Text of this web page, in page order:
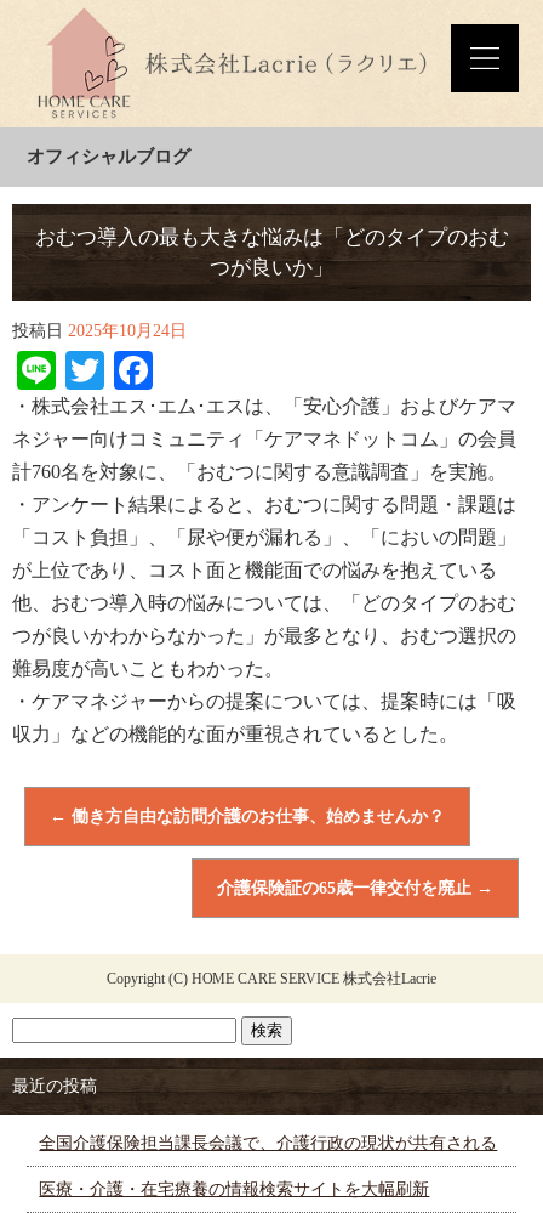
オフィシャルブログ
おむつ導入の最も大きな悩みは「どのタイプのおむ
つが良いか」
投稿日 2025年10月24日
LineTwitter
・株式会社エス･エム･ エスは、「 安心介護 」およびケアマ
ネジャー向けコミュニティ「ケアマネドットコム 」の会 員
計760名 を対象に、「おむつに関する意識調査」を実施。
・アンケート結果によると、おむつに関する問題・課題は
「コスト負担」、「尿や便が漏れる」、「においの問題 」
が上位であり、コスト面と機能面での悩みを抱えている
他、おむつ導入時の悩みについては、「 どのタイプのおむ
つが良いかわからなかった」が最多となり、おむつ選択の
難易度が高いこともわかった。
・ケアマネジャーからの提案については、提案時には「吸
収力」などの機能的な面が重視されているとした。
← 働き方自由な訪問介護のお仕事、始めませんか？
介護保険証の65歳一律交付を廃止 →
Copyright (C) HOME CARE SERVICE 株式会社Lacrie
最近の投稿
全国介護保険担当課長会議で、介護行政の現状が共有される
医療・介護・在宅療養の情報検索サイトを大幅刷新